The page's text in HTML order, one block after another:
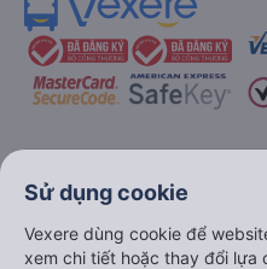
Về chúng tôi
Hỗ trợ
Sử dụng cookie
Vexere dùng cookie để
xem chi tiết hoặc thay đổi lựa